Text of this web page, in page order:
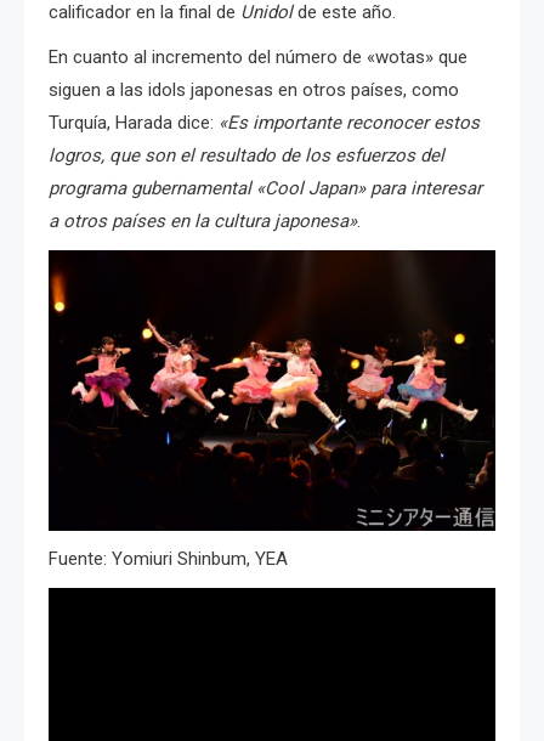
calificador en la final de Unidolde este año.
En cuanto al incremento del número de «wotas» que
siguen a las idols japonesas en otros países, como
Turquía, Harada dice: «Es importante reconocer estos
logros, que son el resultado de los esfuerzos del
programa gubernamental «Cool Japan» para interesar
a otros países en la cultura japonesa».
Fuente: Yomiuri Shinbum, YEA